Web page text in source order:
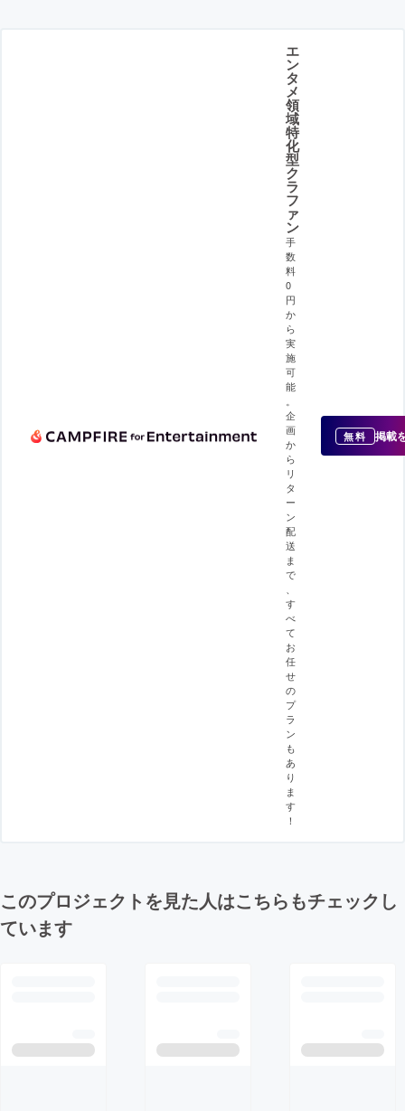
エ
ン
タ
メ
領
域
特
化
型
ク
ラ
フ
ァ
ン
手
数
料
0
円
か
ら
実
施
可
能
。
企
画
か
ら
リ
タ
ー
ン
配
送
ま
で
、
す
べ
て
お
任
せ
の
プ
ラ
ン
も
あ
り
ま
す
！
無料 掲載
このプロジェクトを見た人はこちらもチェックし
ています